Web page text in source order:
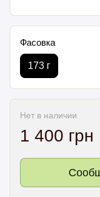
Фасовка
173 г
Нет в наличии
1 400 грн